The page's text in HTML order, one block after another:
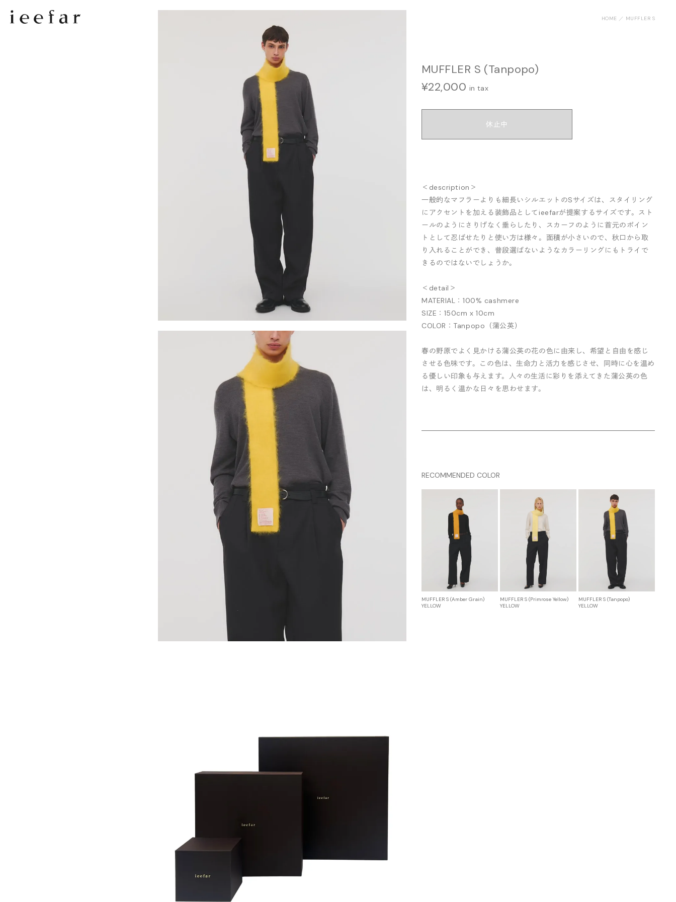
HOME MUFFLER S
MUFFLER S (Tanpopo)
¥22,000 in tax
休止中
＜description＞
一般的なマフラーよりも細長いシルエットのSサイズは、スタイリング
にアクセントを加える装飾品としてieefarが提案するサイズです。スト
ールのようにさりげなく垂らしたり、スカーフのように首元のポイン
トとして忍ばせたりと使い方は様々。面積が小さいので、秋口から取
り入れることができ、普段選ばないようなカラーリングにもトライで
きるのではないでしょうか。
＜detail＞
MATERIAL：100% cashmere
SIZE：150cm x 10cm
COLOR：Tanpopo（蒲公英）
春の野原でよく見かける蒲公英の花の色に由来し、希望と自由を感じ
させる色味です。この色は、生命力と活力を感じさせ、同時に心を温め
る優しい印象も与えます。人々の生活に彩りを添えてきた蒲公英の色
は、明るく温かな日々を思わせます。
RECOMMENDED COLOR
MUFFLER S (Amber Grain)
YELLOW
MUFFLER S (Primrose Yellow)
YELLOW
MUFFLER S (Tanpopo)
YELLOW